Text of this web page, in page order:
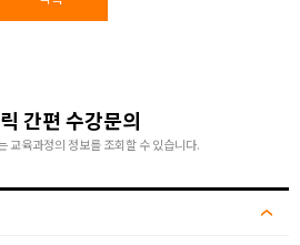
간편 수강문의
교육과정의 정보를 조회할 수 있습니다.